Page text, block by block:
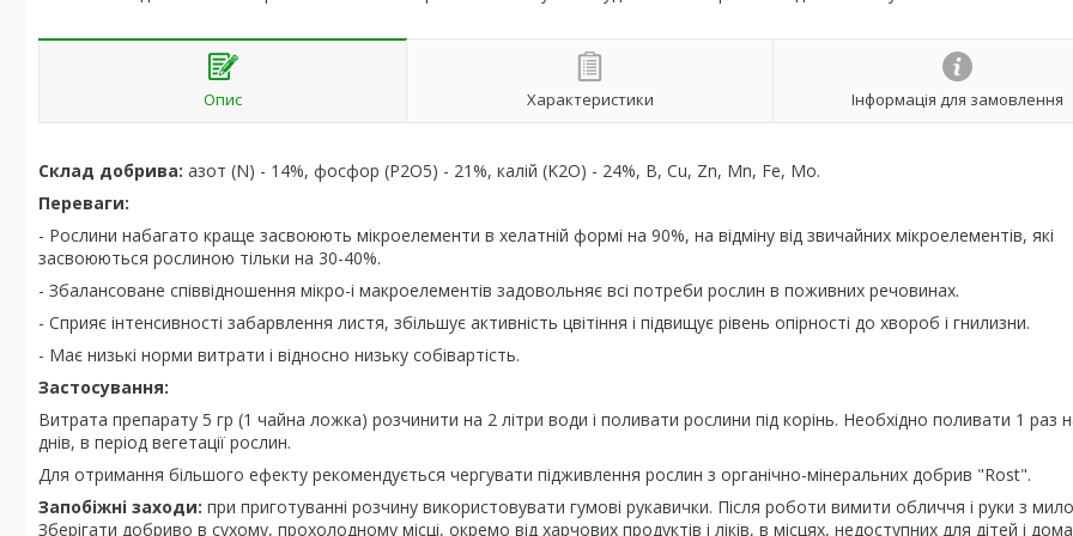
Опис Характеристики Інформація для замовлення
Склад добрива: азот (N) - 14%, фосфор (P2O5) - 21%, калій (K2O) - 24%, B, Cu, Zn, Mn, Fe, Mo.
Переваги:
- Рослини набагато краще засвоюють мікроелементи в хелатній формі на 90%, на відміну від звичайних мікроелементів, які
засвоюються рослиною тільки на 30-40%.
- Збалансоване співвідношення мікро-і макроелементів задовольняє всі потреби рослин в поживних речовинах.
- Сприяє інтенсивності забарвлення листя, збільшує активність цвітіння і підвищує рівень опірності до хвороб і гнилизни.
- Має низькі норми витрати і відносно низьку собівартість.
Застосування:
Витрата препарату 5 гр (1 чайна ложка) розчинити на 2 літри води і поливати рослини під корінь. Необхідно поливати 1 раз
днів, в період вегетації рослин.
Для отримання більшого ефекту рекомендується чергувати підживлення рослин з органічно-мінеральних добрив "Rost".
Запобіжні заходи: при приготуванні розчину використовувати гумові рукавички. Після роботи вимити обличчя і руки з
Зберігати добриво в сухому, прохолодному місці, окремо від харчових продуктів і ліків, в місцях, недоступних для дітей і